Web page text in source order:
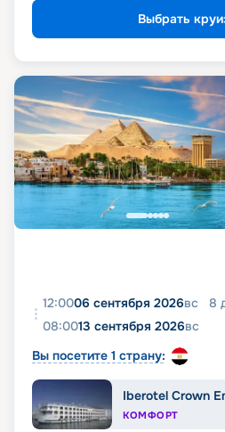
Выбрать
12:0006 сентября 2026вс 8
08:0013 сентября 2026вс
Вы посетите 1 страну:
Iberotel Crown
КОМФОРТ